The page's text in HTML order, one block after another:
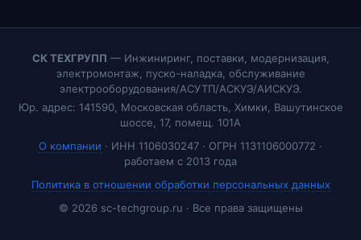
СК ТЕХГРУПП — Инжиниринг, поставки, модернизация,
электромонтаж, пуско-наладка, обслуживание
электрооборудования/АСУТП/АСКУЭ/АИСКУЭ.
Юр. адрес: 141590, Московская область, Химки, Вашутинское
шоссе, 17, помещ. 101А
О компании · ИНН 1106030247 · ОГРН 1131106000772 ·
работаем с 2013 года
Политика в отношении обработки персональных данных
© 2026 sc-techgroup.ru · Все права защищены